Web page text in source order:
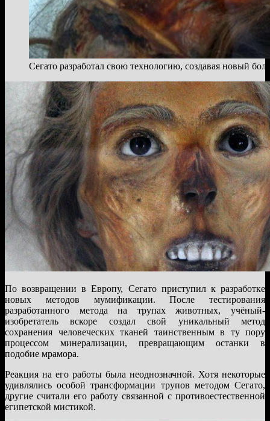
Сегато разработал свою технологию, создавая новый
По возвращении в Европу, Сегато приступил к разработке
новых методов мумификации. После тестирования
разработанного метода на трупах животных, учёный-
изобретатель вскоре создал свой уникальный метод
сохранения человеческих тканей таинственным в ту пору
процессом минерализации, превращающим останки в
подобие мрамора.
Реакция на его работы была неоднозначной. Хотя некоторые
удивлялись особой трансформации трупов методом Сегато,
другие считали его работу связанной с противоестественной
египетской мистикой.